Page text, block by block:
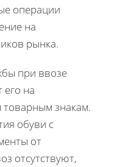
операции
на
рынка.
при ввозе
на
товарным знакам.
обуви с
от
отсутствуют,